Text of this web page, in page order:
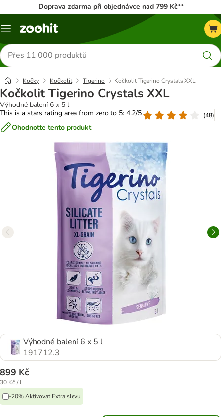
Doprava zdarma při objednávce nad 799 Kč**
Menu
Hledat
produkty
Kočky Kočkolit Tigerino Kočkolit Tigerino Crystals XXL
Kočkolit Tigerino Crystals XXL
Výhodné balení 6 x 5 l
This is a stars rating area from zero to 5: 4.2/5
(48)
Ohodnoťte tento produkt
Výhodné balení 6 x 5 l
191712.3
899 Kč
30 Kč / l
-20% Aktivovat Extra slevu